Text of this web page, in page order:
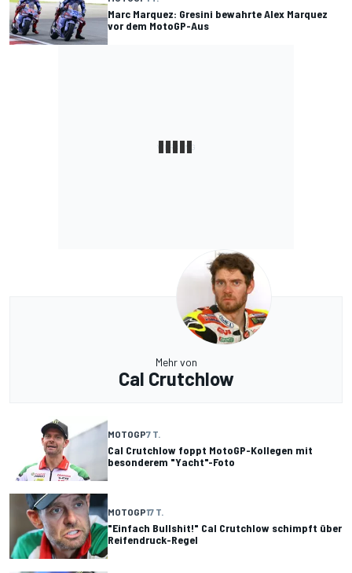
Marc Marquez: Gresini bewahrte Alex Marquez
vor dem MotoGP-Aus
Mehr von
Cal Crutchlow
MOTOGP7 T.
Cal Crutchlow foppt MotoGP-Kollegen mit
besonderem "Yacht"-Foto
MOTOGP17 T.
"Einfach Bullshit!" Cal Crutchlow schimpft über
Reifendruck-Regel